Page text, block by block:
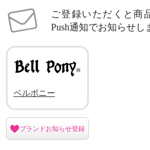
ご登録いただくと商
Push通知でお知らせし
ベルポニー
ブランドお知らせ登録